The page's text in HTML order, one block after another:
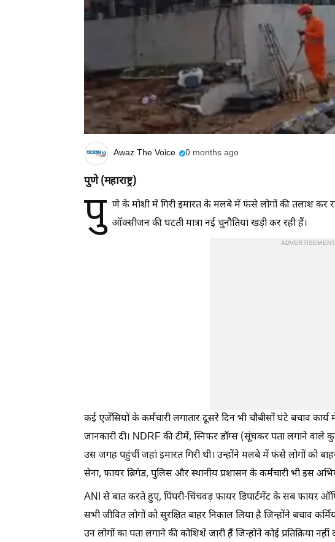
Awaz The Voice 0 months ago
पुणे (महाराष्ट्र)
पु णे के मोशी में गिरी इमारत के मलबे में फंसे लोगों की तलाश कर
ऑक्सीजन की घटती मात्रा नई चुनौतियां खड़ी कर रही हैं।
ADVERTISEMENT
कई एजेंसियों के कर्मचारी लगातार दूसरे दिन भी चौबीसों घंटे बचाव
जानकारी दी। NDRF की टीमें, स्निफर डॉग्स (सूंघकर पता लगाने
उस जगह पहुंचीं जहां इमारत गिरी थी। उन्होंने मलबे में फंसे लोगों को
सेना, फायर ब्रिगेड, पुलिस और स्थानीय प्रशासन के कर्मचारी भी इस
ANI से बात करते हुए, पिंपरी-चिंचवड़ फायर डिपार्टमेंट के सब फायर
सभी जीवित लोगों को सुरक्षित बाहर निकाल लिया है जिन्होंने बचाव
उन लोगों का पता लगाने की कोशिशें जारी हैं जिन्होंने कोई प्रतिक्रिया नहीं